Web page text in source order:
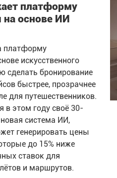
платформу
на основе ИИ
платформу
искусственного
сделать бронирование
быстрее, прозрачнее
для путешественников.
этом году своё 30-
новая система ИИ,
генерировать цены
до 15% ниже
ставок для
и маршрутов.